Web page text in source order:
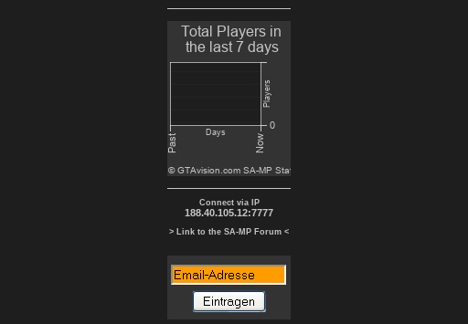
Connect via IP
188.40.105.12:7777
> Link to the SA-MP Forum <